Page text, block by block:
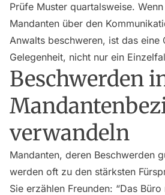
Prüfe Muster quartalsweise.
Mandanten über den
Anwalts beschweren, ist das eine
Gelegenheit, nicht nur ein
Beschwerden
verwandeln
Mandanten, deren Beschwerden
werden oft zu den stärksten
Sie erzählen Freunden: “Das